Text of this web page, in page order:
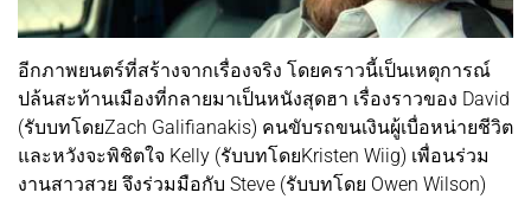
อีกภาพยนตร์ที่สร้างจากเรื่องจริง โดยคราวนี้เป็นเหตุการณ์
ปล้นสะท้านเมืองที่กลายมาเป็นหนังสุดฮา เรื่องราวของ David
(รับบทโดยZach Galifianakis) คนขับรถขนเงินผู้เบื่อหน่ายชีวิต
และหวังจะพิชิตใจ Kelly (รับบทโดยKristen Wiig) เพื่อนร่วม
งานสาวสวย จึงร่วมมือกับ Steve (รับบทโดย Owen Wilson)